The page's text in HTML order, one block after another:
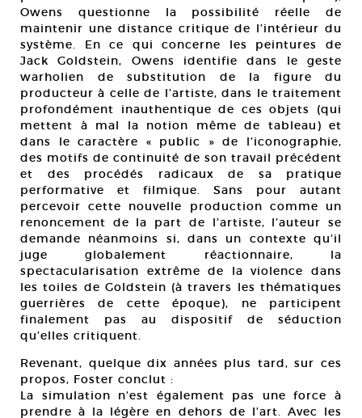
Owens questionne la possibilité réelle de
maintenir une distance critique de l’intérieur du
système. En ce qui concerne les peintures de
Jack Goldstein, Owens identifie dans le geste
warholien de substitution de la figure du
producteur à celle de l’artiste, dans le traitement
profondément inauthentique de ces objets (qui
mettent à mal la notion même de tableau) et
dans le caractère « public » de l’iconographie,
des motifs de continuité de son travail précédent
et des procédés radicaux de sa pratique
performative et filmique. Sans pour autant
percevoir cette nouvelle production comme un
renoncement de la part de l’artiste, l’auteur se
demande néanmoins si, dans un contexte qu’il
juge globalement réactionnaire, la
spectacularisation extrême de la violence dans
les toiles de Goldstein (à travers les thématiques
guerrières de cette époque), ne participent
finalement pas au dispositif de séduction
qu’elles critiquent.
Revenant, quelque dix années plus tard, sur ces
propos, Foster conclut :
La simulation n’est également pas une force à
prendre à la légère en dehors de I’art. Avec les